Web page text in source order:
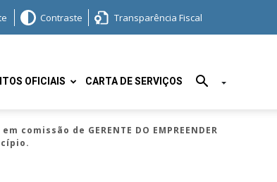
Contraste Transparência Fiscal
OFICIAIS CARTA DE SERVIÇOS
comissão de GERENTE DO EMPREENDER